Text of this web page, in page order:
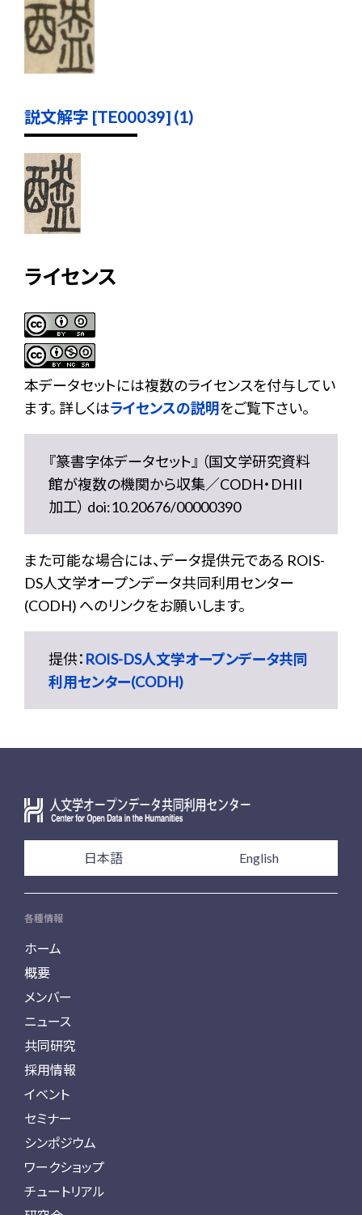
説文解字 [TE00039] (1)
ライセンス
本データセットには複数のライセンスを付与してい
ます。 詳しくはライセンスの説明をご覧下さい。
『篆書字体データセット』 （国文学研究資料
館が複数の機関から収集／CODH・DHII
加工） doi:10.20676/00000390
また可能な場合には、データ提供元である ROIS-
DS人文学オープンデータ共同利用センター
(CODH) へのリンクをお願いします。
提供： ROIS-DS人文学オープンデータ共同
利用センター(CODH)
日本語 English
各種情報
ホーム
概要
メンバー
ニュース
共同研究
採用情報
イベント
セミナー
シンポジウム
ワークショップ
チュートリアル